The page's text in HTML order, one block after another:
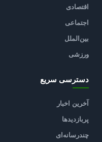
اقتصادی
اجتماعی
بین‌الملل
ورزشی
دسترسی سریع
آخرین اخبار
پربازدیدها
چندرسانه‌ای